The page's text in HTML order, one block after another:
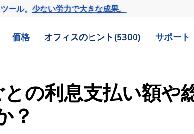
ール。少ない労力で大きな成果。
価格 オフィスのヒント(5300) サポート
の利息支払い額や
？